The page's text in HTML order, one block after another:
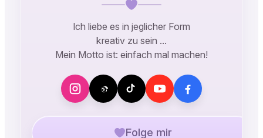
Ich liebe es in jeglicher Form
kreativ zu sein …
Mein Motto ist: einfach mal machen!
Folge mir